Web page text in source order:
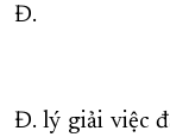
KHOẢNH KHẮC ĐẸP
ĐẠI HỘI ĐẢNG CÁC
Đ.
Đ. lý giải việc